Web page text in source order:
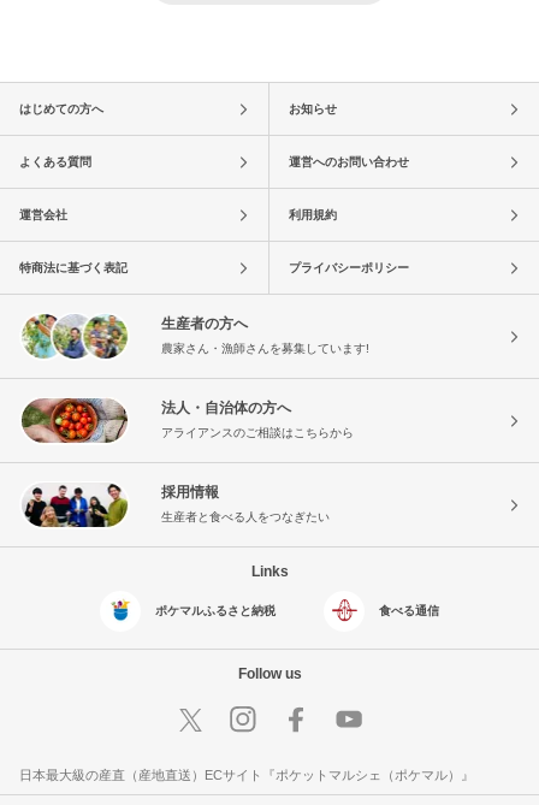
はじめての方へ お知らせ
よくある質問 運営へのお問い合わせ
運営会社 利用規約
特商法に基づく表記 プライバシーポリシー
生産者の方へ
農家さん・漁師さんを募集しています!
法人・自治体の方へ
アライアンスのご相談はこちらから
採用情報
生産者と食べる人をつなぎたい
Links
ポケマルふるさと納税 食べる通信
Follow us
日本最大級の産直（産地直送）ECサイト『ポケットマルシェ（ポケマル）』